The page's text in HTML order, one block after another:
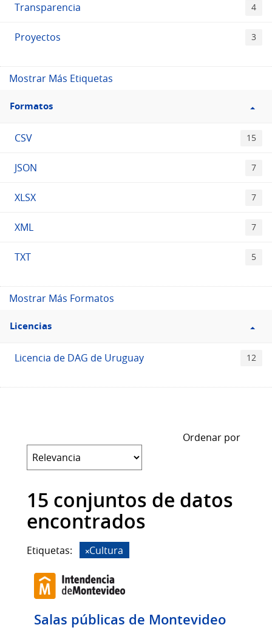
Transparencia 4
Proyectos 3
Mostrar Más Etiquetas
Filtro
Formatos
Formatos
CSV 15
JSON 7
XLSX 7
XML 7
TXT 5
Mostrar Más Formatos
Filtro
Licencias
Licencias
Licencia de DAG de Uruguay 12
Ordenar por
15 conjuntos de datos
encontrados
Etiquetas: Cultura
Salas públicas de Montevideo